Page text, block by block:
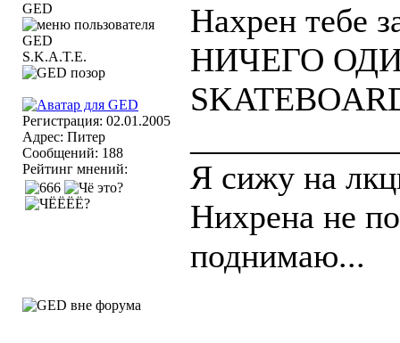
GED
S.K.A.T.E.
Регистрация: 02.01.2005
Адрес: Питер
Сообщений: 188
Рейтинг мнений:
Нахрен
НИЧЕГО
Я сижу на
Нихрена не
поднимаю...